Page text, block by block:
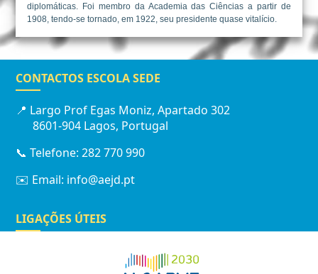
diplomáticas. Foi membro da Academia das Ciências a partir de
1908, tendo-se tornado, em 1922, seu presidente quase vitalício.
CONTACTOS ESCOLA SEDE
📍 Largo Prof Egas Moniz, Apartado 302
8601-904 Lagos, Portugal
📞 Telefone: 282 770 990
✉️ Email: info@aejd.pt
LIGAÇÕES ÚTEIS